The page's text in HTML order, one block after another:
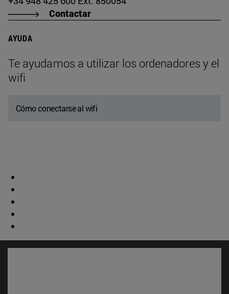
Contactar
AYUDA
Te ayudamos a utilizar los ordenadores y el
wifi
Cómo conectarse al wifi